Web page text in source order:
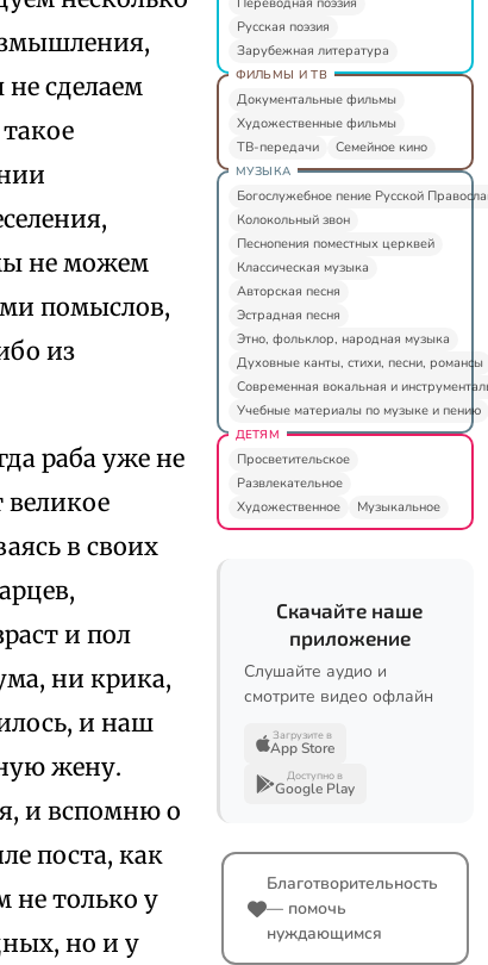
сделаем
не можем
помыслов,
из
раба уже не
великое
в своих
и пол
ни крика,
и наш
жену.
и вспомню о
поста, как
не только у
но и у
Русская поэзия
Зарубежная литература
ФИЛЬМЫ И ТВ
Документальные фильмы
Художественные фильмы
ТВ-передачи
Семейное кино
МУЗЫКА
Богослужебное пение Русской
Колокольный звон
Песнопения поместных церквей
Классическая музыка
Авторская песня
Эстрадная песня
Этно, фольклор, народная музыка
Духовные канты, стихи, песни, романсы
Современная вокальная и
Учебные материалы по музыке и пению
ДЕТЯМ
Просветительское
Развлекательное
Художественное
Музыкальное
Скачайте наше
приложение
Слушайте аудио и
смотрите видео офлайн
Загрузите в
App Store
Доступно в
Google Play
Благотворительность
— помочь
нуждающимся